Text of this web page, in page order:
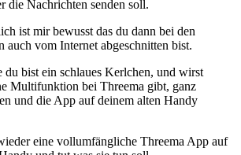
die Nachrichten senden soll.
ist mir bewusst das du dann bei den
auch vom Internet abgeschnitten bist.
du bist ein schlaues Kerlchen, und wirst
Multifunktion bei Threema gibt, ganz
und die App auf deinem alten Handy
eine vollumfängliche Threema App auf